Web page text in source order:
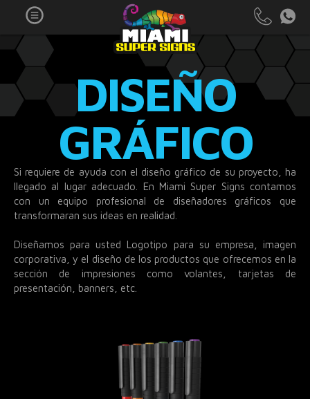
DISEÑO
GRÁFICO
Si requiere de ayuda con el diseño gráfico de su proyecto, ha
llegado al lugar adecuado. En Miami Super Signs contamos
con un equipo profesional de diseñadores gráficos que
transformaran sus ideas en realidad.
Diseñamos para usted Logotipo para su empresa, imagen
corporativa, y el diseño de los productos que ofrecemos en la
sección de impresiones como volantes, tarjetas de
presentación, banners, etc.